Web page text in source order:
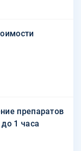
препаратов
1 часа